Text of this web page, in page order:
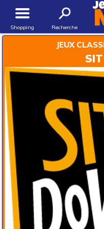
Shopping Recherche
JEUX